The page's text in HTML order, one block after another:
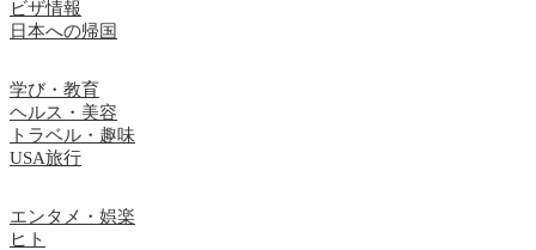
ビザ情報
日本への帰国
学び・教育
ヘルス・美容
トラベル・趣味
USA旅行
エンタメ・娯楽
ヒト